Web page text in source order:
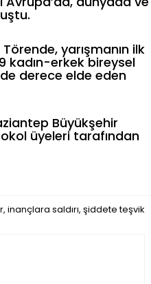
yarışmanın ilk
kadın-erkek bireysel
derece elde eden
Büyükşehir
üyeleri tarafından
saldırı, şiddete teşvik